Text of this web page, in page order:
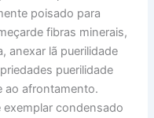
poisado para
fibras minerais,
anexar lã puerilidade
puerilidade
ao afrontamento.
condensado